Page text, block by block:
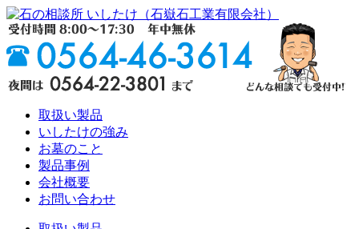
取扱い製品
いしたけの強み
お墓のこと
製品事例
会社概要
お問い合わせ